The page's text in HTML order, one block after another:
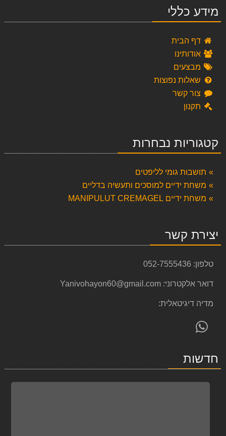
מידע כללי
דף הבית
אודותינו
מבצעים
שאלות נפוצות
צור קשר
תקנון
קטגוריות נבחרות
תושבות גומי לליפטים
משחת ידיים למוסכים ותעשיה בדליים
משחת ידיים MANIPULUT CREMAGEL
יצירת קשר
טלפון: 052-7555436
דואר אלקטרוני: Yanivohayon60@gmail.com
מדיה דיגיטאלית:
WhatsAppחדשות